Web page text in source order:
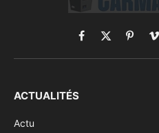
Facebook
X
(Twitter)
ACTUALITÉS
Actu